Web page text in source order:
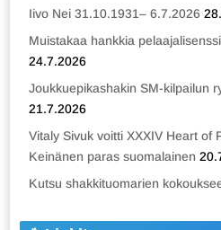
Iivo Nei 31.10.1931– 6.7.2026
Muistakaa hankkia
24.7.2026
Joukkuepikashakin SM-kilpailun
21.7.2026
Vitaly Sivuk voitti XXXIV Heart of
Keinänen paras suomalainen
Kutsu shakkituomarien